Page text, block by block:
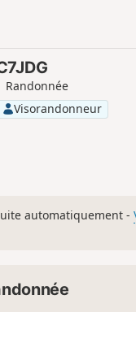
Randonnée
Visorandonneur
automatiquement -